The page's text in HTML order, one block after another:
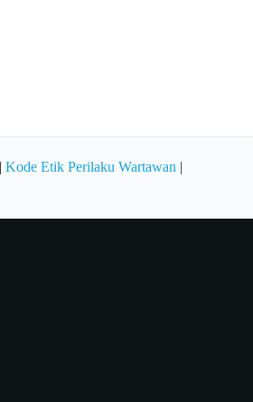
Kode Etik Perilaku Wartawan